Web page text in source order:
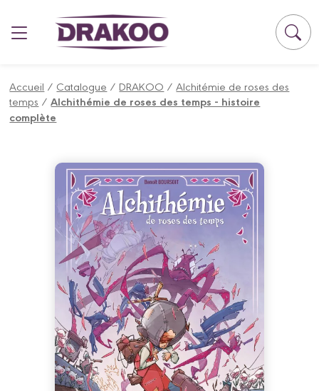
Accueil / Catalogue /DRAKOO /Alchitémie de roses des
temps /Alchithémie de roses des temps - histoire
complète